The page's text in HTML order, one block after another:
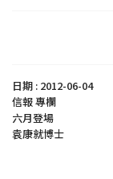
日期 : 2012-06-04
信報 專欄
六月登場
袁康就博士